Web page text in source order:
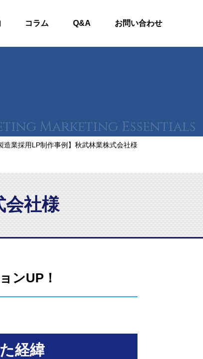
コラム Q&A お問い合わせ
造業採用LP制作事例】秋武林業株式会社様
会社様
ンUP！
経緯